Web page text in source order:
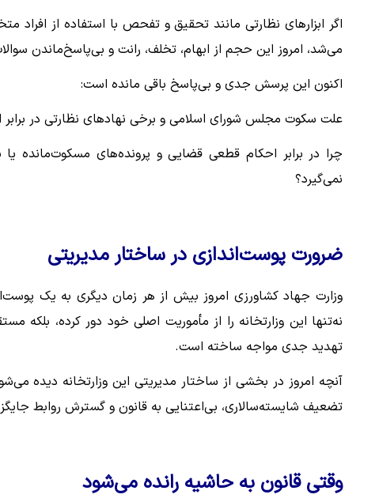
اگر ابزارهای نظارتی مانند تحقیق و تفحص با استفاده از
می‌شد، امروز این حجم از ابهام، تخلف، رانت و بی‌پاسخ‌ماندن
اکنون این پرسش جدی و بی‌پاسخ باقی مانده است:
علت سکوت مجلس شورای اسلامی و برخی نهادهای نظارتی در
چرا در برابر احکام قطعی قضایی و پرونده‌های مسکوت‌مانده
نمی‌گیرد؟
ضرورت پوست‌اندازی در ساختار مدیریتی
وزارت جهاد کشاورزی امروز بیش از هر زمان دیگری به یک
نه‌تنها این وزارتخانه را از مأموریت اصلی خود دور کرده، بلکه
تهدید جدی مواجه ساخته است.
آنچه امروز در بخشی از ساختار مدیریتی این وزارتخانه دیده
تضعیف شایسته‌سالاری، بی‌اعتنایی به قانون و گسترش روابط
وقتی قانون به حاشیه رانده می‌شود